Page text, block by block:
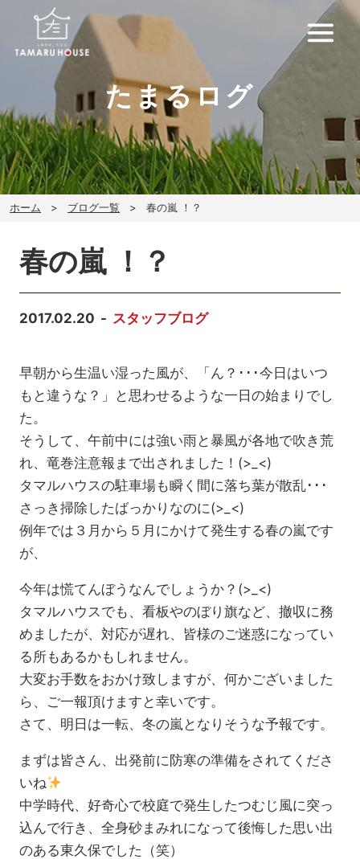
たまるログ
ホーム ブログ一覧 春の嵐 ！？
春の嵐 ！？
2017.02.20 スタッフブログ
早朝から生温い湿った風が、「ん？･･･今日はいつ
もと違うな？」と思わせるような一日の始まりでし
た。
そうして、午前中には強い雨と暴風が各地で吹き荒
れ、竜巻注意報まで出されました！(>_<)
タマルハウスの駐車場も瞬く間に落ち葉が散乱･･･
さっき掃除したばっかりなのに(>_<)
例年では３月から５月にかけて発生する春の嵐です
が、
今年は慌てんぼうなんでしょうか？(>_<)
タマルハウスでも、看板やのぼり旗など、撤収に務
めましたが、対応が遅れ、皆様のご迷惑になってい
る所もあるかもしれません。
大変お手数をおかけ致しますが、何かございました
ら、ご一報頂けますと幸いです。
さて、明日は一転、冬の嵐となりそうな予報です。
まずは皆さん、出発前に防寒の準備をされてくださ
いね
中学時代、好奇心で校庭で発生したつむじ風に突っ
込んで行き、全身砂まみれになって後悔した思い出
のある東久保でした（笑）